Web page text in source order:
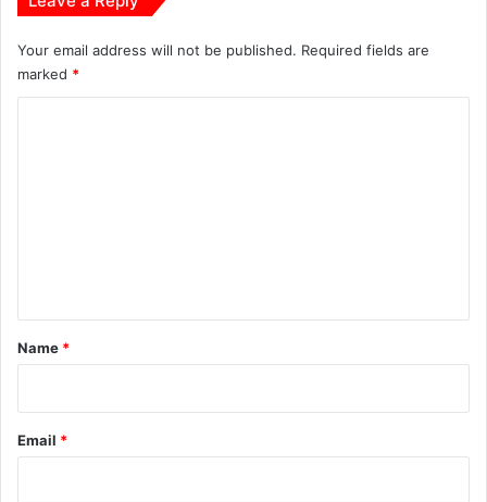
का
ना
एं
Your email address will not be published. Required fields are
marked *
*
Name *
Email *